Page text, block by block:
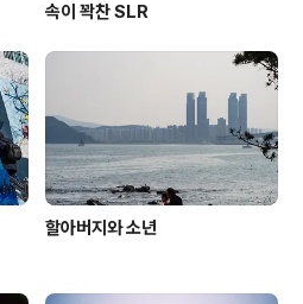
속이 꽉찬 SLR
할아버지와 소년